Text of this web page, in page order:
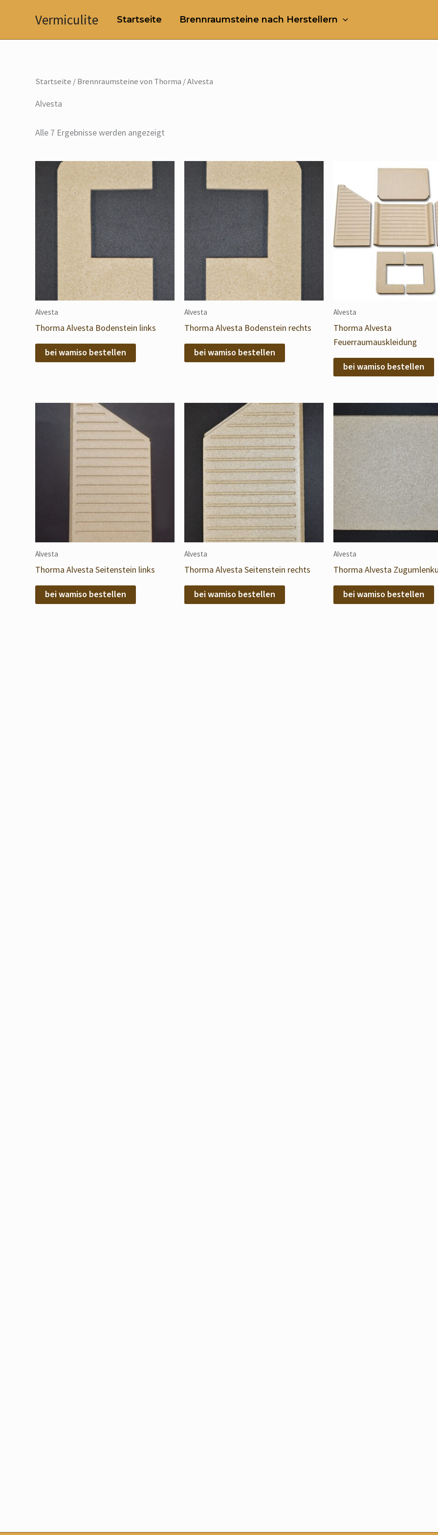
Vermiculite Startseite Brennraumsteine nach Herstellern
Startseite /Brennraumsteine von Thorma / Alvesta
Alvesta
Alle 7 Ergebnisse werden angezeigt
Alvesta
Thorma Alvesta Bodenstein links
bei wamiso bestellen
Alvesta
Thorma Alvesta Bodenstein rechts
bei wamiso bestellen
Alvesta
Thorma Alvesta
Feuerraumauskleidung
bei wamiso bestellen
Alvesta
Thorma Alvesta Seitenstein links
bei wamiso bestellen
Alvesta
Thorma Alvesta Seitenstein rechts
bei wamiso bestellen
Alvesta
Thorma Alvesta
bei wamiso bestellen